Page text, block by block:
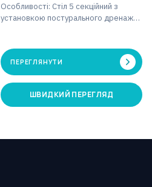
Особливості: Стіл 5 секційний з
установкою постурального дренажу
за…
ПЕРЕГЛЯНУТИ
ШВИДКИЙ ПЕРЕГЛЯД